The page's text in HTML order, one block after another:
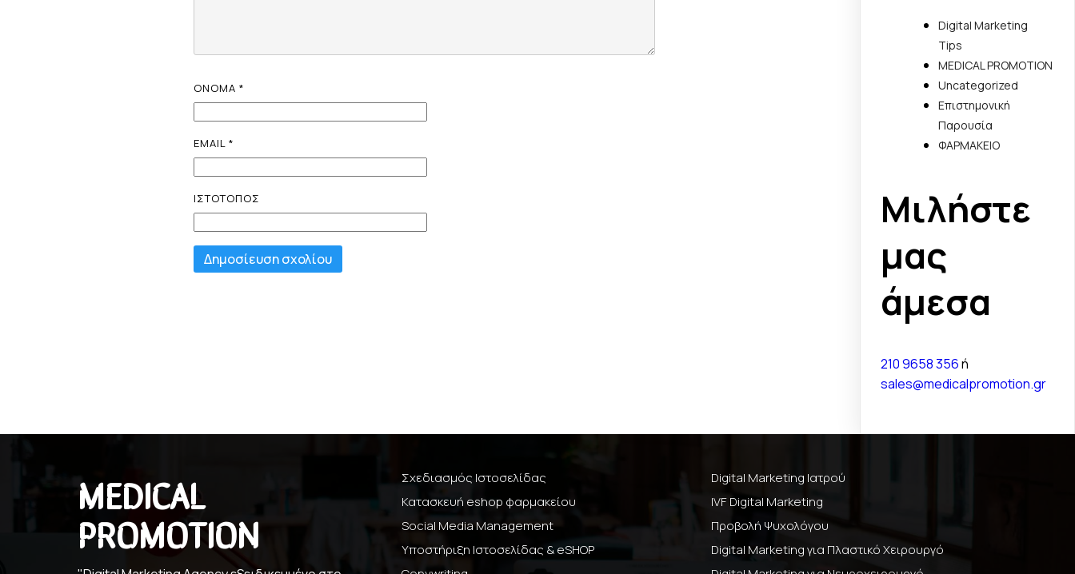
ΌΝΟΜΑ*
EMAIL*
ΙΣΤΌΤΟΠΟΣ
Digital Marketing
Tips
MEDICAL PROMOTION
Uncategorized
Επιστημονική
Παρουσία
ΦΑΡΜΑΚΕΙΟ
Μιλήστε
μας
άμεσα
210 9658 356ή
sales@medicalpromotion.gr
MEDICAL
PROMOTION
Σχεδιασμός Ιστοσελίδας
Κατασκευή eshop φαρμακείου
Social Media Management
Υποστήριξη Ιστοσελίδας & eSHOP
Digital Marketing Ιατρού
IVF Digital Marketing
Προβολή Ψυχολόγου
Digital Marketing για Πλαστικό Χειρουργό